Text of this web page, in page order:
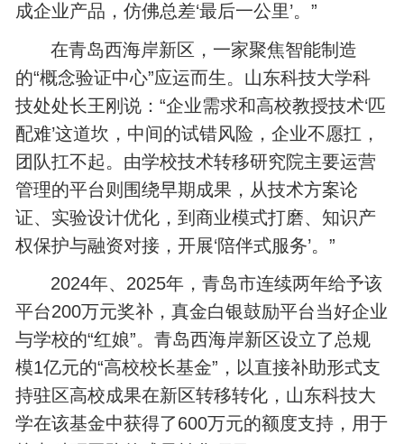
成企业产品，仿佛总差‘最后一公里’。”
在青岛西海岸新区，一家聚焦智能制造
的“概念验证中心”应运而生。山东科技大学科
技处处长王刚说：“企业需求和高校教授技术‘匹
配难’这道坎，中间的试错风险，企业不愿扛，
团队扛不起。由学校技术转移研究院主要运营
管理的平台则围绕早期成果，从技术方案论
证、实验设计优化，到商业模式打磨、知识产
权保护与融资对接，开展‘陪伴式服务’。”
2024年、2025年，青岛市连续两年给予该
平台200万元奖补，真金白银鼓励平台当好企业
与学校的“红娘”。青岛西海岸新区设立了总规
模1亿元的“高校校长基金”，以直接补助形式支
持驻区高校成果在新区转移转化，山东科技大
学在该基金中获得了600万元的额度支持，用于